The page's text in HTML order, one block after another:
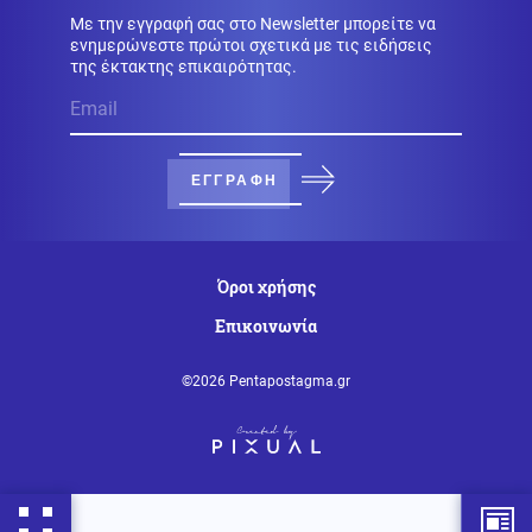
Οικονομία 06.08.2026 - 23:58
Κόπωση της Wall Street μετά τα ρεκόρ εν μέσω
αβεβαιότητας για το Ιράν, το πετρέλαιο και τη Fed
Ένοπλες Συρράξεις 06.08.2026 - 23:58
“Ρουκέτα” του πρώην Ουκρανού Α/ΓΕΕΔ και νυν
όπλα του ΝΑΤΟ στο πεδίο της μάχης"
Στο νοσοκομείο διακομίστηκε ναυτικό που
06.08.2026 - 23:42
μελτέμια
Με την εγγραφή σας στο Newsletter μπορείτε να
ενημερώνεστε πρώτοι σχετικά με τις ειδήσεις
της έκτακτης επικαιρότητας.
ΕΓΓΡΑΦΗ
Όροι χρήσης
Επικοινωνία
©2026 Pentapostagma.gr